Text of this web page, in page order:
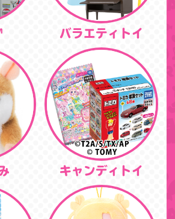
バラエティトイ
キャンディトイ